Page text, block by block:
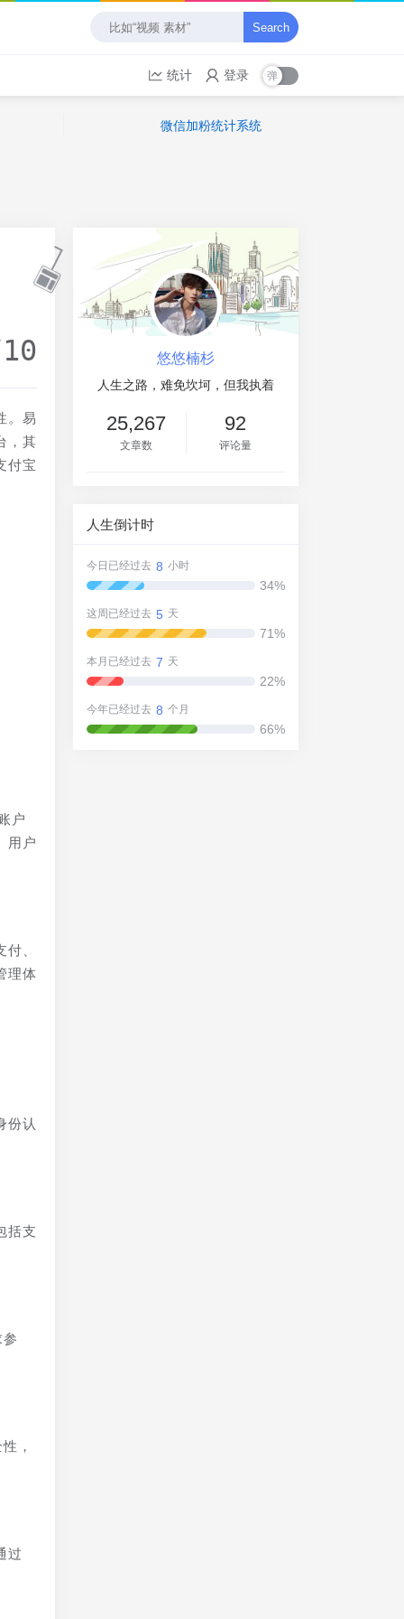
Search
统计 登录
微信加粉统计系统
。易
，其
付宝
户
用户
、
理体
份认
括支
，
过
悠悠楠杉
人生之路，难免坎坷，但我执着
25,267
文章数
92
评论量
人生倒计时
今日已经过去 8 小时
34%
这周已经过去 5 天
71%
本月已经过去 7 天
22%
今年已经过去 8 个月
66%